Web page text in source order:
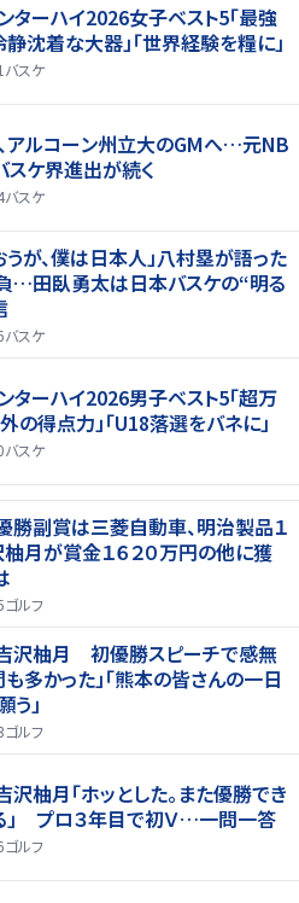
ターハイ2026女子ベスト5「最強
静沈着な大器」「世界経験を糧に」
バスケ
、アルコーン州立大のGMへ…元NB
ケ界進出が続く
バスケ
うが、僕は日本人」八村塁が語った
…田臥勇太は日本バスケの“明る
バスケ
ターハイ2026男子ベスト5「超万
の得点力」「U18落選をバネに」
バスケ
優勝副賞は三菱自動車、明治製品１
月が賞金１６２０万円の他に獲
ゴルフ
吉沢柚月 初優勝スピーチで感無
多かった」「熊本の皆さんの一日
う」
ゴルフ
沢柚月「ホッとした。また優勝でき
」 プロ３年目で初Ｖ…一問一答
ゴルフ